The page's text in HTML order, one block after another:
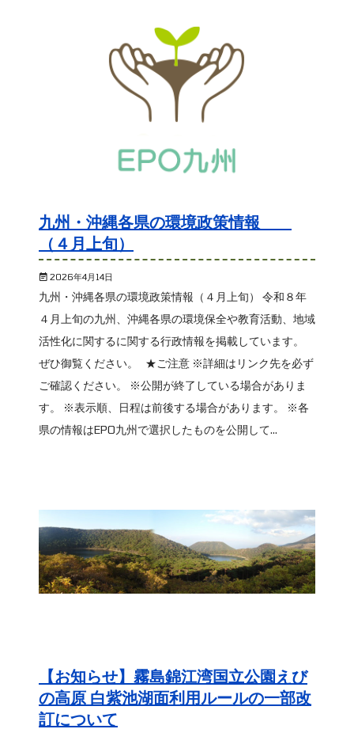
九州・沖縄各県の環境政策情報
（４月上旬）
2026年4月14日
九州・沖縄各県の環境政策情報（４月上旬） 令和８年
４月上旬の九州、沖縄各県の環境保全や教育活動、地域
活性化に関するに関する行政情報を掲載しています。
ぜひ御覧ください。 ★ご注意 ※詳細はリンク先を必ず
ご確認ください。 ※公開が終了している場合がありま
す。 ※表示順、日程は前後する場合があります。 ※各
県の情報はEPO九州で選択したものを公開して...
【お知らせ】霧島錦江湾国立公園えび
の高原 白紫池湖面利用ルールの一部改
訂について